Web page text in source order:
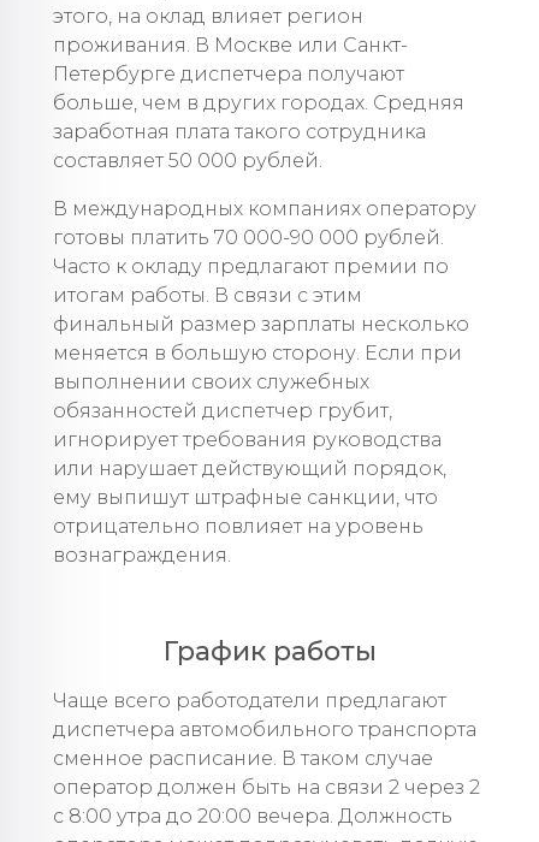
этого, на оклад влияет регион
проживания. В Москве или Санкт-
Петербурге диспетчера получают
больше, чем в других городах. Средняя
заработная плата такого сотрудника
составляет 50 000 рублей.
В международных компаниях оператору
готовы платить 70 000-90 000 рублей.
Часто к окладу предлагают премии по
итогам работы. В связи с этим
финальный размер зарплаты несколько
меняется в большую сторону. Если при
выполнении своих служебных
обязанностей диспетчер грубит,
игнорирует требования руководства
или нарушает действующий порядок,
ему выпишут штрафные санкции, что
отрицательно повлияет на уровень
вознаграждения.
График работы
Чаще всего работодатели предлагают
диспетчера автомобильного транспорта
сменное расписание. В таком случае
оператор должен быть на связи 2 через 2
с 8:00 утра до 20:00 вечера. Должность